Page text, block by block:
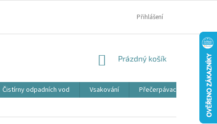
Přihlášení
NÁKUPNÍ
Prázdný košík
Čistírny odpadních vod Vsakování Přečerpávací jímky